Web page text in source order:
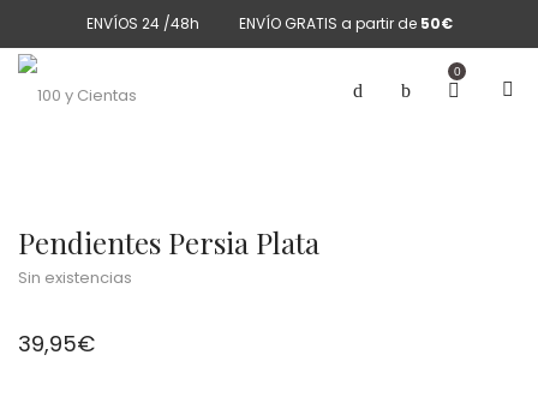
ENVÍOS 24 /48h ENVÍO GRATIS a partir de 50€
0
Pendientes Persia Plata
Sin existencias
39,95€